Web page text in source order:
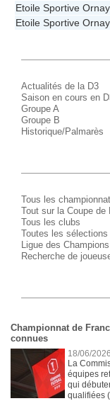
Etoile Sportive
Etoile Sportive
Actualités de la D3
Saison en cours en
Groupe A
Groupe B
Historique/Palmarès
Tous les
Tout sur la Coupe de
Tous les clubs
Toutes les sélections
Ligue des Champions
Recherche de
Championnat de
connues
18/06/
La
équipes
qui
qualifiées